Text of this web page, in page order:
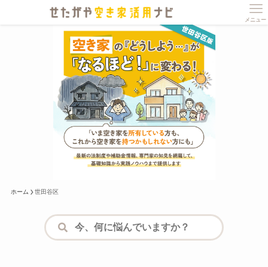
メニュー
世田谷区にある
空き家の悩みを
スッキリ解決
全国の自治体との連携と、
1000を超える空き家相談実績から
信頼できる情報をご用意しました。
ホーム 世田谷区